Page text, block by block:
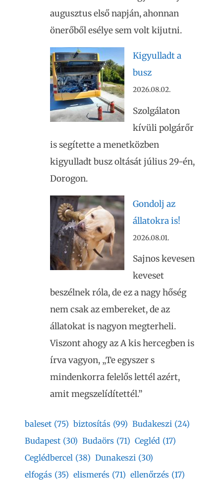
augusztus első napján, ahonnan
önerőből esélye sem volt kijutni.
Kigyulladt a
busz
2026.08.02.
Szolgálaton
kívüli polgárőr
is segítette a menetközben
kigyulladt busz oltását július 29-én,
Dorogon.
Gondolj az
állatokra is!
2026.08.01.
Sajnos kevesen
keveset
beszélnek róla, de ez a nagy hőség
nem csak az embereket, de az
állatokat is nagyon megterheli.
Viszont ahogy az A kis hercegben is
írva vagyon, „Te egyszer s
mindenkorra felelős lettél azért,
amit megszelídítettél.”
baleset (75) biztosítás (99) Budakeszi (24)
Budapest (30) Budaörs (71) Cegléd (17)
Ceglédbercel (38) Dunakeszi (30)
elfogás (35) elismerés (71) ellenőrzés (17)